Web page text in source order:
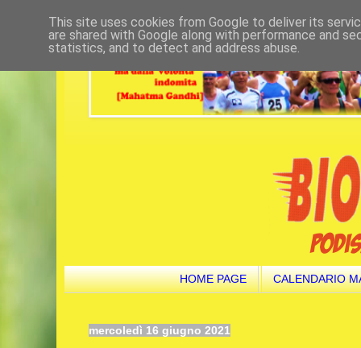
HOME PAGE CALENDARIO
mercoledì 16 giugno 2021
This site uses cookies from Google to deliver its
are shared with Google along with performance and
statistics, and to detect and address abuse.